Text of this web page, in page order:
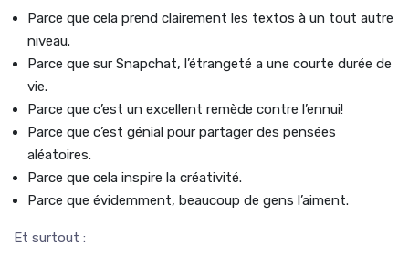
Parce que cela prend clairement les textos à un tout autre
niveau.
Parce que sur Snapchat, l’étrangeté a une courte durée de
vie.
Parce que c’est un excellent remède contre l’ennui!
Parce que c’est génial pour partager des pensées
aléatoires.
Parce que cela inspire la créativité.
Parce que évidemment, beaucoup de gens l’aiment.
Et surtout :